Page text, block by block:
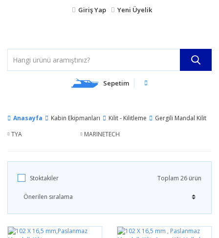
Giriş Yap Yeni Üyelik
Sepetim
Anasayfa Kabin Ekipmanları Kilit - Kilitleme
Gergili Mandal Kilit
TYA
MARINETECH
Stoktakiler Toplam 26 ürün